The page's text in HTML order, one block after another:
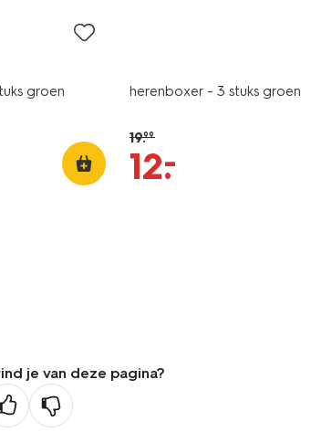
groen herenboxer - 3 stuks groen
19.99
12.
–
je van deze pagina?